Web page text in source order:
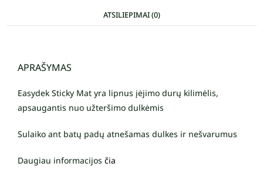
ATSILIEPIMAI (0)
APRAŠYMAS
Easydek Sticky Mat yra lipnus įėjimo durų kilimėlis,
apsaugantis nuo užteršimo dulkėmis
Sulaiko ant batų padų atnešamas dulkes ir nešvarumus
Daugiau informacijos čia